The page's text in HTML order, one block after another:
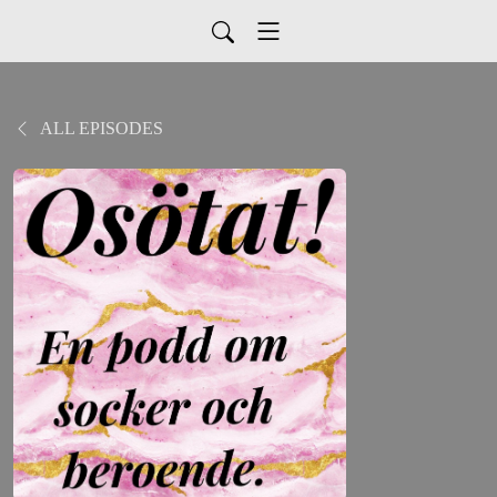
ALL EPISODES